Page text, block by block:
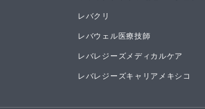
レバクリ
レバウェル医療技師
レバレジーズメディカルケア
レバレジーズキャリアメキシコ